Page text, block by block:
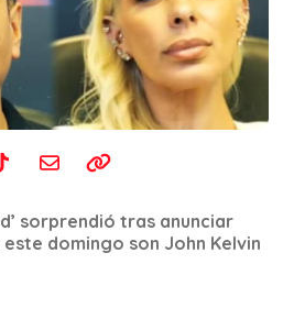
sorprendió tras anunciar
domingo son John Kelvin